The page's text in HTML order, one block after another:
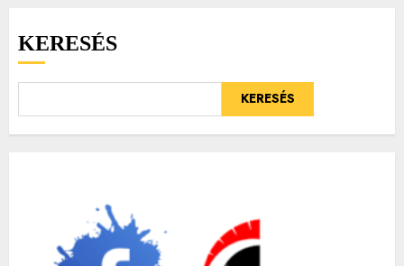
KERESÉS
KERESÉS